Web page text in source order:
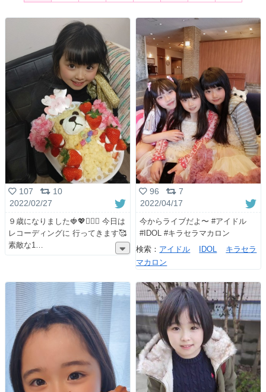
107
10
2022/02/27
９歳になりました🍓💖👩‍❤️‍👩 今日は
レコーディングに 行ってきます🥰
素敵な1
96
7
2022/04/17
今からライブだよ〜 #アイドル
#IDOL #キラセラマカロン
検索： アイドル IDOL
キラセラ
マカロン